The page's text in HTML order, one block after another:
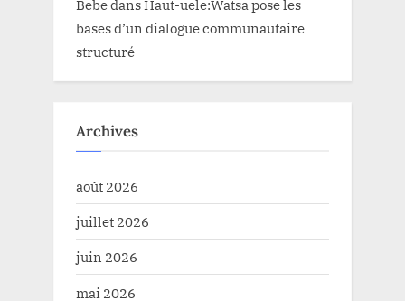
BebedansHaut-uele:Watsa pose les
bases d’un dialogue communautaire
structuré
Archives
août 2026
juillet 2026
juin 2026
mai 2026